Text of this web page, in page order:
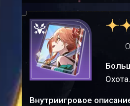
Охота.
Внутриигровое